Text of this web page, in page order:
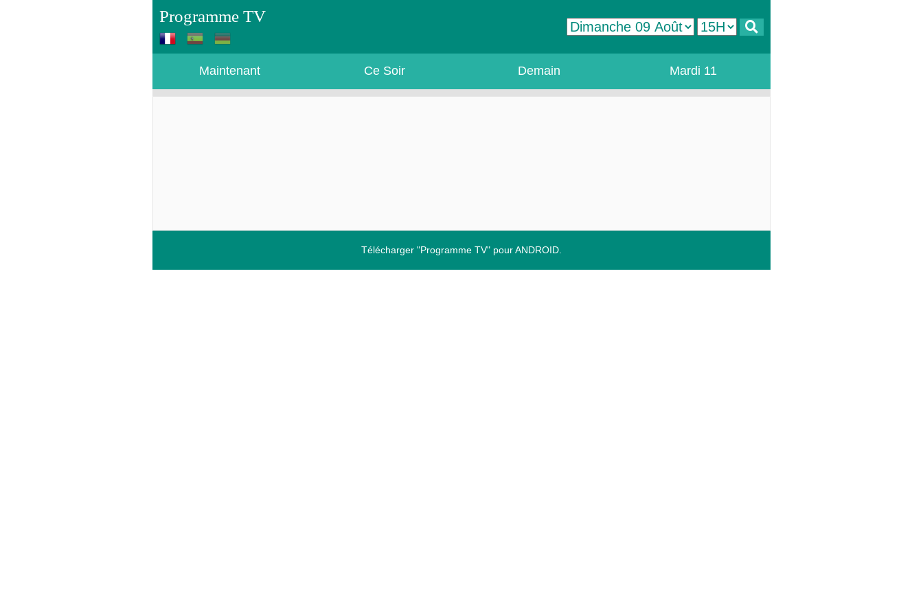
Programme TV
Maintenant Ce Soir Demain Mardi 11
Télécharger "Programme TV" pour ANDROID.